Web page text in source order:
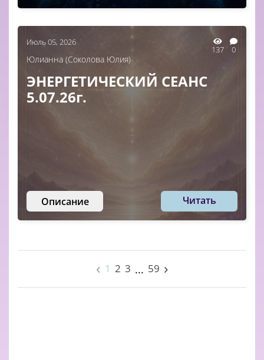
Июль 05, 2026
137 0
Юлианна (Соколова Юлия)
ЭНЕРГЕТИЧЕСКИЙ СЕАНС
5.07.26г.
Описание Читать
‹ 1 2 3 ... 59 ›